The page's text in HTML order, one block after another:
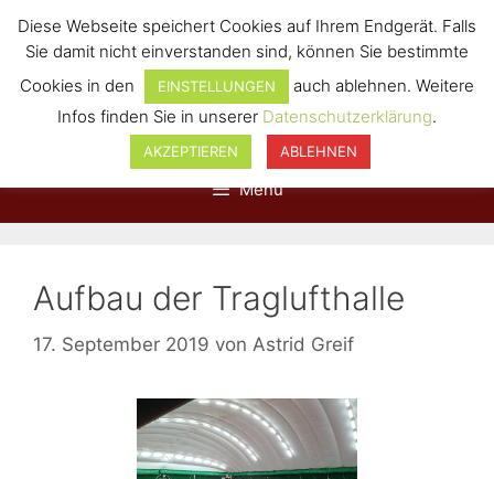
Menü
Aufbau der Traglufthalle
17. September 2019 von Astrid Greif
Diese Webseite speichert Cookies auf Ihrem Endgerät. Falls
Sie damit nicht einverstanden sind, können Sie bestimmte
Cookies in den
EINSTELLUNGEN
auch ablehnen. Weitere
Infos finden Sie in unserer Datenschutzerklärung.
AKZEPTIEREN ABLEHNEN